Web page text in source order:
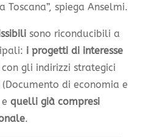
spiega Anselmi.
sono riconducibili a
i progetti di interesse
gli indirizzi strategici
di economia e
quelli già compresi
.